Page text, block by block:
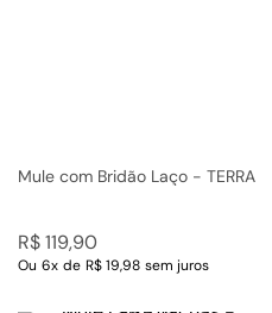
Mule com Bridão Laço - TERRA
R$119,90
Ou 6x de R$ 19,98 sem juros